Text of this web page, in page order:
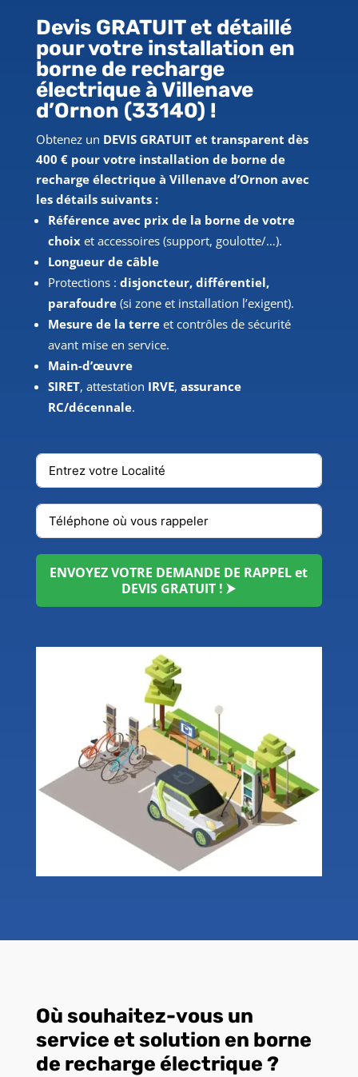
Devis GRATUIT et détaillé
pour votre installation en
borne de recharge
électriqueà Villenave
d’Ornon (33140) !
Obtenez un DEVIS GRATUIT et transparent dès
400 € pour votre installation de borne de
recharge électrique à Villenave d’Ornon avec
les détails suivants :
Référence avec prix de la borne de votre
choixet accessoires (support, goulotte/…).
Longueur de câble
Protections : disjoncteur, différentiel,
parafoudre(si zone et installation l’exigent).
Mesure de la terreet contrôles de sécurité
avant mise en service.
Main-d’œuvre
SIRET, attestation IRVE, assurance
RC/décennale.
ENVOYEZ VOTRE DEMANDE DE RAPPEL et
DEVIS GRATUIT ! ⮞
Où souhaitez-vous un
service et solution en borne
de recharge électrique ?